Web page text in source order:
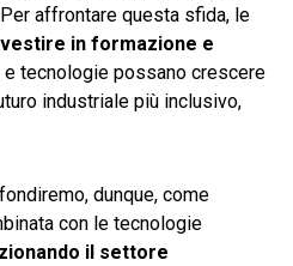
affrontare questa sfida, le
in formazione e
e tecnologie possano crescere
industriale più inclusivo,
dunque, come
con le tecnologie
il settore